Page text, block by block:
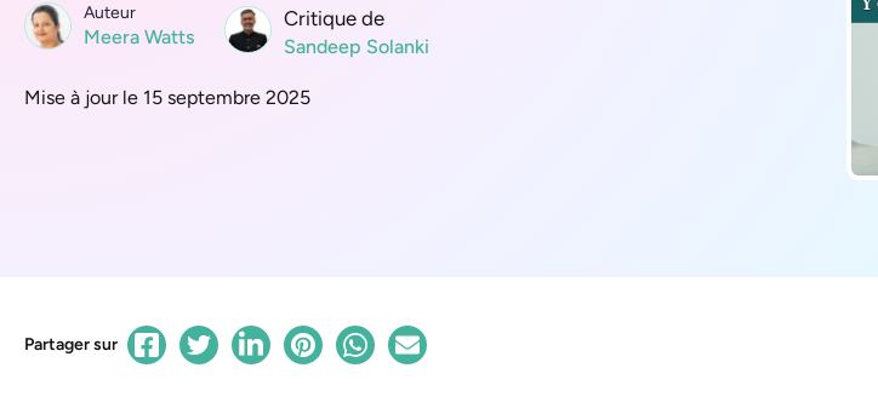
Auteur
Meera Watts
Critique de
Sandeep Solanki
Mise à jour le 15 septembre 2025
Partager sur